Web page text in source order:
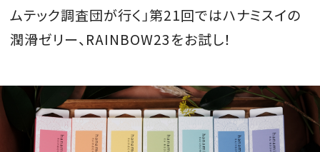
MAGAZINE
会員登録
Log in or Sign up
ムテック調査団が行く」第21回ではハナミスイの
潤滑ゼリー、RAINBOW23をお試し！